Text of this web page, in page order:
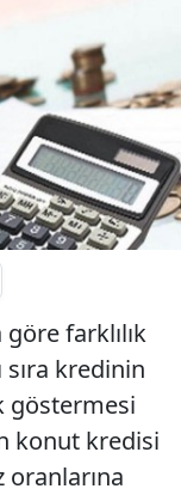
farklılık
sıra kredinin
göstermesi
konut kredisi